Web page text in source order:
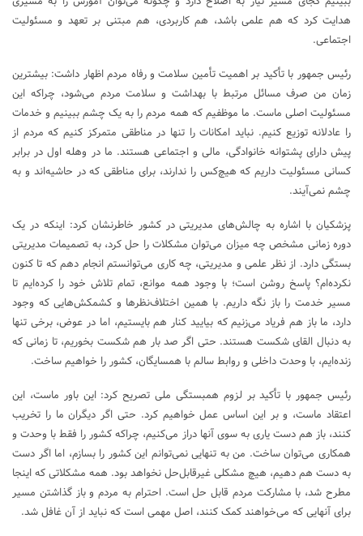
هدایت کرد که هم علمی باشد، هم کاربردی، هم مبتنی بر تعهد و مسئولیت
اجتماعی.
رئیس جمهور با تأکید بر اهمیت تأمین سلامت و رفاه مردم اظهار داشت: بیشترین
زمان من صرف مسائل مرتبط با بهداشت و سلامت مردم می‌شود، چراکه این
مسئولیت اصلی ماست. ما موظفیم که همه مردم را به یک چشم ببینیم و خدمات
را عادلانه توزیع کنیم. نباید امکانات را تنها در مناطقی متمرکز کنیم که مردم از
پیش دارای پشتوانه خانوادگی، مالی و اجتماعی هستند. ما در وهله اول در برابر
کسانی مسئولیت داریم که هیچ‌کس را ندارند، برای مناطقی که در حاشیه‌اند و به
چشم نمی‌آیند.
پزشکیان با اشاره به چالش‌های مدیریتی در کشور خاطرنشان کرد: اینکه در یک
دوره زمانی مشخص چه میزان می‌توان مشکلات را حل کرد، به تصمیمات مدیریتی
بستگی دارد. از نظر علمی و مدیریتی، چه کاری می‌توانستم انجام دهم که تا کنون
نکرده‌ام؟ پاسخ روشن است؛ با وجود همه موانع، تمام تلاش خود را کرده‌ایم تا
مسیر خدمت را باز نگه داریم. با همین اختلاف‌نظرها و کشمکش‌هایی که وجود
دارد، ما باز هم فریاد می‌زنیم که بیایید کنار هم بایستیم، اما در عوض، برخی تنها
به دنبال القای شکست هستند. حتی اگر صد بار هم شکست بخوریم، تا زمانی که
زنده‌ایم، با وحدت داخلی و روابط سالم با همسایگان، کشور را خواهیم ساخت.
رئیس جمهور با تأکید بر لزوم همبستگی ملی تصریح کرد: این باور ماست، این
اعتقاد ماست، و بر این اساس عمل خواهیم کرد. حتی اگر دیگران ما را تخریب
کنند، باز هم دست یاری به سوی آنها دراز می‌کنیم، چراکه کشور را فقط با وحدت و
همکاری می‌توان ساخت. من به تنهایی نمی‌توانم این کشور را بسازم، اما اگر دست
به دست هم دهیم، هیچ مشکلی غیرقابل‌حل نخواهد بود. همه مشکلاتی که اینجا
مطرح شد، با مشارکت مردم قابل حل است. احترام به مردم و باز گذاشتن مسیر
برای آنهایی که می‌خواهند کمک کنند، اصل مهمی است که نباید از آن غافل شد.